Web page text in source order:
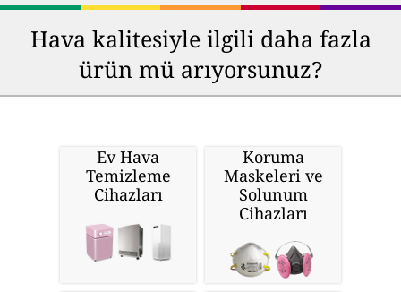
Hava kalitesiyle ilgili daha fazla
ürün mü arıyorsunuz?
Ev Hava
Temizleme
Cihazları
Koruma
Maskeleri ve
Solunum
Cihazları